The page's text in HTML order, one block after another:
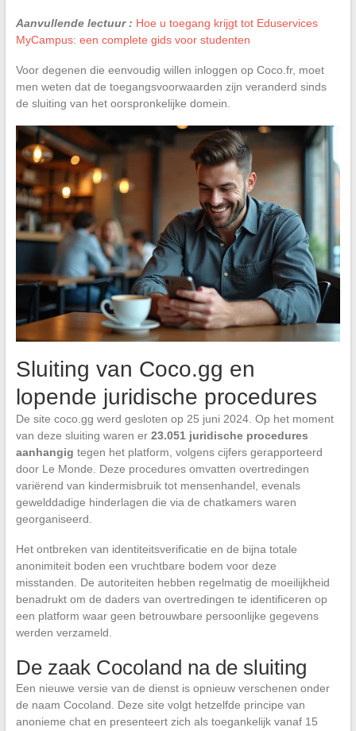
Aanvullende lectuur : Hoe u toegang krijgt tot Eduservices
MyCampus: een complete gids voor studenten
Voor degenen die eenvoudig willen inloggen op Coco.fr, moet
men weten dat de toegangsvoorwaarden zijn veranderd sinds
de sluiting van het oorspronkelijke domein.
Sluiting van Coco.gg en
lopende juridische procedures
De site coco.gg werd gesloten op 25 juni 2024. Op het moment
van deze sluiting waren er 23.051 juridische procedures
aanhangig tegen het platform, volgens cijfers gerapporteerd
door Le Monde. Deze procedures omvatten overtredingen
variërend van kindermisbruik tot mensenhandel, evenals
gewelddadige hinderlagen die via de chatkamers waren
georganiseerd.
Het ontbreken van identiteitsverificatie en de bijna totale
anonimiteit boden een vruchtbare bodem voor deze
misstanden. De autoriteiten hebben regelmatig de moeilijkheid
benadrukt om de daders van overtredingen te identificeren op
een platform waar geen betrouwbare persoonlijke gegevens
werden verzameld.
De zaak Cocoland na de sluiting
Een nieuwe versie van de dienst is opnieuw verschenen onder
de naam Cocoland. Deze site volgt hetzelfde principe van
anonieme chat en presenteert zich als toegankelijk vanaf 15